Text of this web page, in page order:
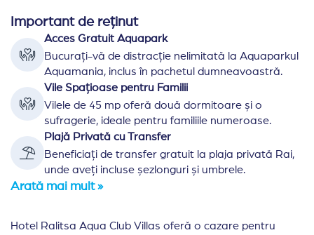
Hotel Ralitsa Aqua Club Villas oferă o cazare pentru
Important de reținut
Acces Gratuit Aquapark
Bucurați-vă de distracție nelimitată la Aquaparkul
Aquamania, inclus în pachetul dumneavoastră.
Vile Spațioase pentru Familii
Vilele de 45 mp oferă două dormitoare și o
sufragerie, ideale pentru familiile numeroase.
Plajă Privată cu Transfer
Beneficiați de transfer gratuit la plaja privată Rai,
unde aveți incluse șezlonguri și umbrele.
Arată mai mult »